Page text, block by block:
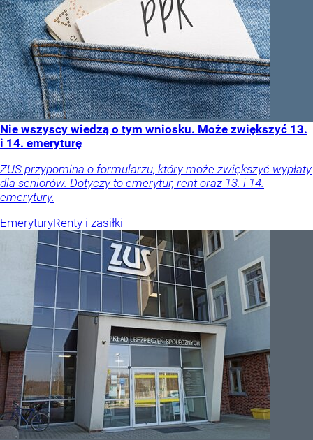
Nie wszyscy wiedzą o tym wniosku. Może zwiększyć 13.
i 14. emeryturę
ZUS przypomina o formularzu, który może zwiększyć wypłaty
dla seniorów. Dotyczy to emerytur, rent oraz 13. i 14.
emerytury.
EmeryturyRenty i zasiłki